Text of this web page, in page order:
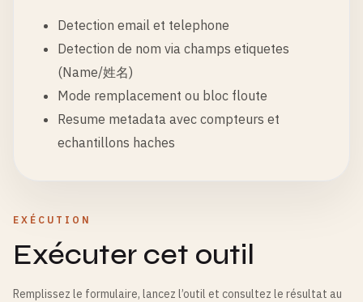
Detection email et telephone
Detection de nom via champs etiquetes
(Name/姓名)
Mode remplacement ou bloc floute
Resume metadata avec compteurs et
echantillons haches
EXÉCUTION
Exécuter cet outil
Remplissez le formulaire, lancez l’outil et consultez le résultat au